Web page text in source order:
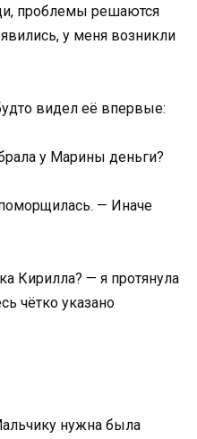
проблемы решаются
у меня возникли
видел её впервые:
у Марины деньги?
— Иначе
Кирилла? — я протянула
чётко указано
нужна была